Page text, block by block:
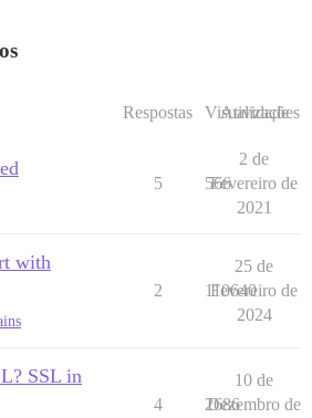
Respostas Visualizações
Atividade
5 566
2 de
Fevereiro de
2021
with
2 110640
25 de
Fevereiro de
2024
SSL in
4 2686
10 de
Dezembro de